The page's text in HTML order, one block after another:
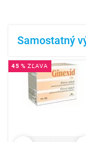
Samostatný
45 % ZĽAVA